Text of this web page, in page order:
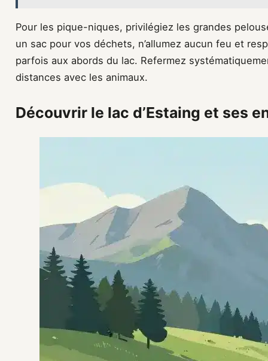
Pour les pique-niques, privilégiez les grandes
un sac pour vos déchets, n’allumez aucun feu et
parfois aux abords du lac. Refermez
distances avec les animaux.
Découvrir le lac d’Estaing et ses